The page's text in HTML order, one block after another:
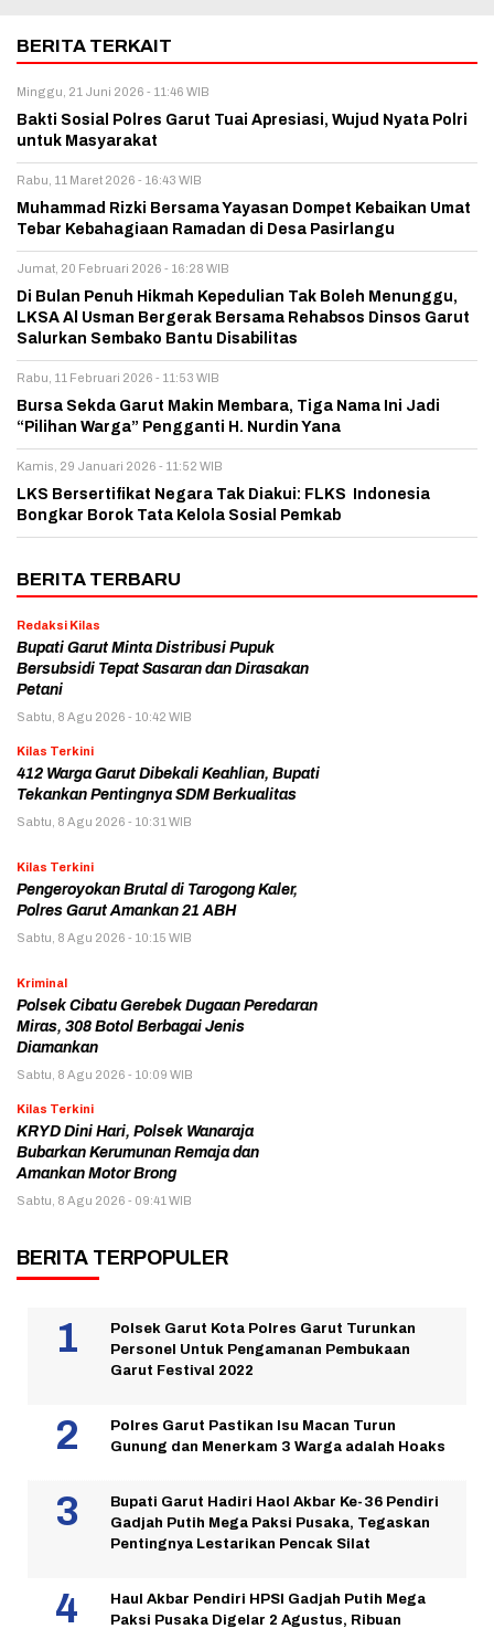
BERITA TERKAIT
Minggu, 21 Juni 2026 - 11:46 WIB
Bakti Sosial Polres Garut Tuai Apresiasi, Wujud Nyata Polri
untuk Masyarakat
Rabu, 11 Maret 2026 - 16:43 WIB
Muhammad Rizki Bersama Yayasan Dompet Kebaikan Umat
Tebar Kebahagiaan Ramadan di Desa Pasirlangu
Jumat, 20 Februari 2026 - 16:28 WIB
Di Bulan Penuh Hikmah Kepedulian Tak Boleh Menunggu,
LKSA Al Usman Bergerak Bersama Rehabsos Dinsos Garut
Salurkan Sembako Bantu Disabilitas
Rabu, 11 Februari 2026 - 11:53 WIB
Bursa Sekda Garut Makin Membara, Tiga Nama Ini Jadi
“Pilihan Warga” Pengganti H. Nurdin Yana
Kamis, 29 Januari 2026 - 11:52 WIB
LKS Bersertifikat Negara Tak Diakui: FLKS Indonesia
Bongkar Borok Tata Kelola Sosial Pemkab
BERITA TERBARU
Redaksi Kilas
Bupati Garut Minta Distribusi Pupuk
Bersubsidi Tepat Sasaran dan Dirasakan
Petani
Sabtu, 8 Agu 2026 - 10:42 WIB
Kilas Terkini
412 Warga Garut Dibekali Keahlian, Bupati
Tekankan Pentingnya SDM Berkualitas
Sabtu, 8 Agu 2026 - 10:31 WIB
Kilas Terkini
Pengeroyokan Brutal di Tarogong Kaler,
Polres Garut Amankan 21 ABH
Sabtu, 8 Agu 2026 - 10:15 WIB
Kriminal
Polsek Cibatu Gerebek Dugaan Peredaran
Miras, 308 Botol Berbagai Jenis
Diamankan
Sabtu, 8 Agu 2026 - 10:09 WIB
Kilas Terkini
KRYD Dini Hari, Polsek Wanaraja
Bubarkan Kerumunan Remaja dan
Amankan Motor Brong
Sabtu, 8 Agu 2026 - 09:41 WIB
BERITA TERPOPULER
Polsek Garut Kota Polres Garut Turunkan
Personel Untuk Pengamanan Pembukaan
Garut Festival 2022
Polres Garut Pastikan Isu Macan Turun
Gunung dan Menerkam 3 Warga adalah Hoaks
Bupati Garut Hadiri Haol Akbar Ke-36 Pendiri
Gadjah Putih Mega Paksi Pusaka, Tegaskan
Pentingnya Lestarikan Pencak Silat
Haul Akbar Pendiri HPSI Gadjah Putih Mega
Paksi Pusaka Digelar 2 Agustus, Ribuan